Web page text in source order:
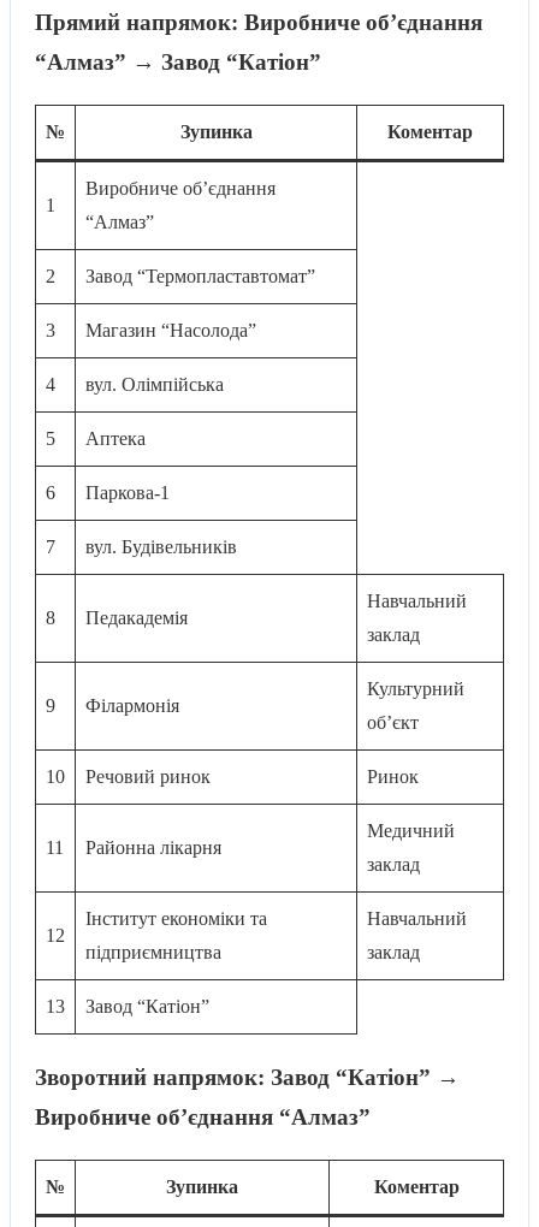
Прямий напрямок: Виробниче обʼєднання
“Алмаз” → Завод “Катіон”
№ Зупинка Коментар
1
Виробниче обʼєднання
“Алмаз”
2 Завод “Термопластавтомат”
3 Магазин “Насолода”
4 вул. Олімпійська
5 Аптека
6 Паркова-1
7 вул. Будівельників
8 Педакадемія
Навчальний
заклад
9 Філармонія
Культурний
об’єкт
10 Речовий ринок Ринок
11 Районна лікарня
Медичний
заклад
12
Інститут економіки та
підприємництва
Навчальний
заклад
13 Завод “Катіон”
Зворотний напрямок: Завод “Катіон” →
Виробниче обʼєднання “Алмаз”
№ Зупинка Коментар